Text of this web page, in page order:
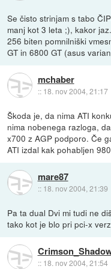
Se čisto strinjam s tabo
manj kot 3 leta ;), kakor
256 biten pomnilniški
GT in 6800 GT (asus
mchaber
:: 18. nov 2004, 21:17
Škoda je, da nima ATI
nima nobenega razloga,
x700 z AGP podporo. Če
ATI izdal kak pohabljen
mare87
:: 18. nov 2004, 21:39
Pa ta dual Dvi mi tudi ne
tako kot je blo pri pci-x
:: 18. nov 2004, 21:54